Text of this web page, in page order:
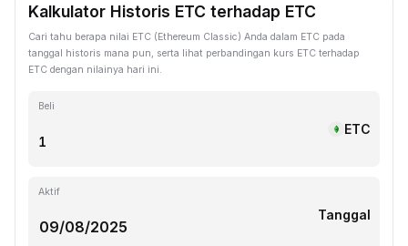
Kalkulator Historis ETC terhadap ETC
Cari tahu berapa nilai ETC (Ethereum Classic) Anda dalam ETC pada
tanggal historis mana pun, serta lihat perbandingan kurs ETC terhadap
ETC dengan nilainya hari ini.
Beli
ETC
Aktif
Tanggal